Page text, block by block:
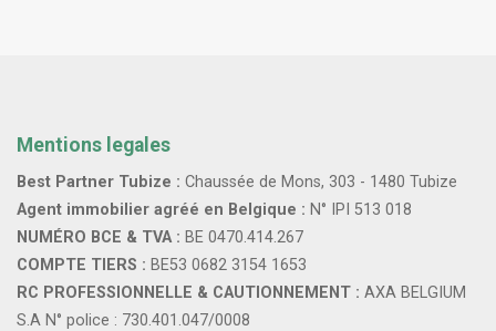
Mentions legales
Best Partner Tubize : Chaussée de Mons, 303 - 1480 Tubize
Agent immobilier agréé en Belgique : N° IPI 513 018
NUMÉRO BCE & TVA : BE 0470.414.267
COMPTE TIERS : BE53 0682 3154 1653
RC PROFESSIONNELLE & CAUTIONNEMENT : AXA BELGIUM
S.A N° police : 730.401.047/0008